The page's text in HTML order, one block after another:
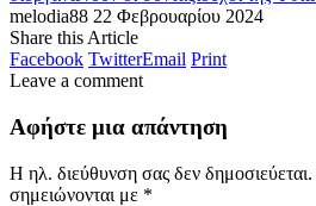
melodia88 22 Φεβρουαρίου 2024
Share this Article
Facebook TwitterEmail Print
Leave a comment
Αφήστε μια απάντηση
Η ηλ. διεύθυνση σας δεν δημοσιεύεται.
σημειώνονται με *